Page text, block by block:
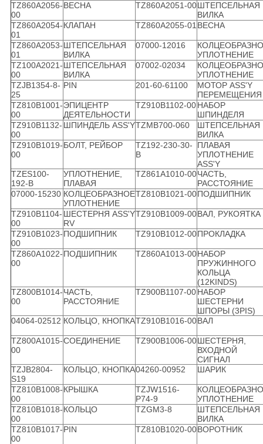
TZ860A2056-
00
ВЕСНА TZ860A2051-00ШТЕПСЕЛЬНАЯ
ВИЛКА
TZ860A2054-
01
КЛАПАН TZ860A2055-01ВЕСНА
TZ860A2053-
01
ШТЕПСЕЛЬНАЯ
ВИЛКА
07000-12016
УПЛОТНЕНИЕ
TZ100A2021-
00
ШТЕПСЕЛЬНАЯ
ВИЛКА
07002-02034
УПЛОТНЕНИЕ
TZJB1354-8-
25
PIN 201-60-61100
МОТОР ASS'Y
ПЕРЕМЕЩЕНИЯ
TZ810B1001-
00
ЭПИЦЕНТР
ДЕЯТЕЛЬНОСТИ
TZ910B1102-00НАБОР
ШПИНДЕЛЯ
TZ910B1132-
00
ШПИНДЕЛЬ ASS'YTZMB700-060
ШТЕПСЕЛЬНАЯ
ВИЛКА
TZ910B1019-
00
БОЛТ, РЕЙБОР
TZ192-230-30-
B
ПЛАВАЯ
УПЛОТНЕНИЕ
ASS'Y
TZES100-
192-B
УПЛОТНЕНИЕ,
ПЛАВАЯ
TZ861A1010-00ЧАСТЬ,
РАССТОЯНИЕ
07000-15230 КОЛЦЕОБРАЗНОЕ
УПЛОТНЕНИЕ
TZ810B1021-00ПОДШИПНИК
TZ910B1104-
00
ШЕСТЕРНЯ ASS'Y
RV
TZ910B1009-00ВАЛ, РУКОЯТКА
TZ910B1023-
00
ПОДШИПНИК TZ910B1012-00ПРОКЛАДКА
TZ860A1022-
00
ПОДШИПНИК TZ860A1013-00НАБОР
ПРУЖИННОГО
КОЛЬЦА
(12KINDS)
TZ800B1014-
00
ЧАСТЬ,
РАССТОЯНИЕ
TZ900B1107-00НАБОР
ШЕСТЕРНИ
ШПОРЫ (3PIS)
04064-02512 КОЛЬЦО, КНОПКАTZ910B1016-00ВАЛ
TZ800A1015-
00
СОЕДИНЕНИЕ TZ900B1006-00ШЕСТЕРНЯ,
ВХОДНОЙ
СИГНАЛ
TZJB2804-
S19
КОЛЬЦО, КНОПКА04260-00952 ШАРИК
TZ810B1008-
00
КРЫШКА
TZJW1516-
P74-9
УПЛОТНЕНИЕ
TZ810B1018-
00
КОЛЬЦО TZGM3-8
ШТЕПСЕЛЬНАЯ
ВИЛКА
TZ810B1017-
00
PIN TZ810B1020-00ВОРОТНИК